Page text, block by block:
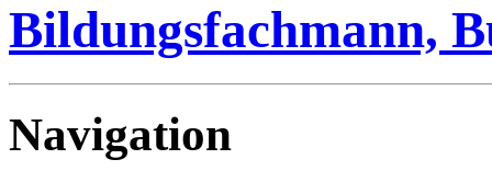
Bildungsfachmann,
Navigation